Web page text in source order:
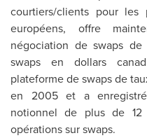
courtiers/clients pour les
européens, offre
négociation de swaps
swaps en dollars
plateforme de swaps de
en 2005 et a
notionnel de plus de
opérations sur swaps.